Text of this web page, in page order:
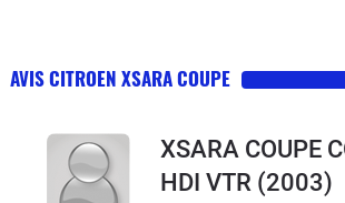
AVIS CITROEN XSARA COUPE
XSARA COUPE
HDI VTR (2003)